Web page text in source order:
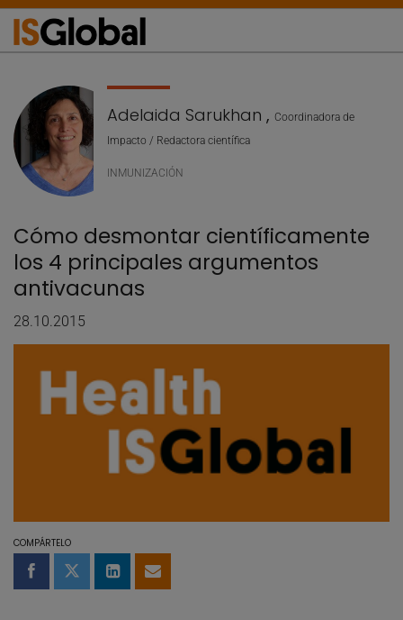
Adelaida Sarukhan , Coordinadora de
Impacto / Redactora científica
INMUNIZACIÓN
Cómo desmontar científicamente
los 4 principales argumentos
antivacunas
28.10.2015
COMPÁRTELO
Compartir en Facebook
Compartir en Twitter
Compartir en LinkedIn
Compartir por email